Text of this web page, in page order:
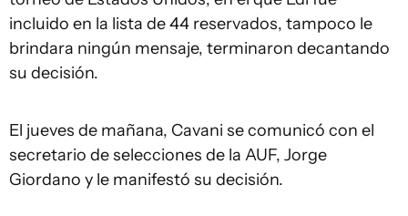
incluido en la lista de 44 reservados, tampoco le
brindara ningún mensaje, terminaron decantando
su decisión.
El jueves de mañana, Cavani se comunicó con el
secretario de selecciones de la AUF, Jorge
Giordano y le manifestó su decisión.